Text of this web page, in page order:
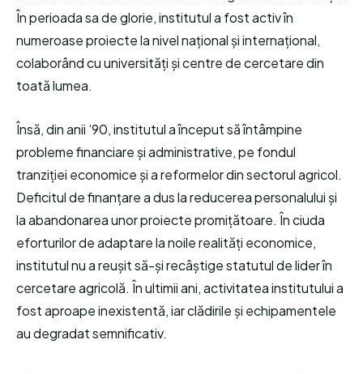
În perioada sa de glorie, institutul a fost activ în
numeroase proiecte la nivel național și internațional,
colaborând cu universități și centre de cercetare din
toată lumea.
Însă, din anii ’90, institutul a început să întâmpine
probleme financiare și administrative, pe fondul
tranziției economice și a reformelor din sectorul agricol.
Deficitul de finanțare a dus la reducerea personalului și
la abandonarea unor proiecte promițătoare. În ciuda
eforturilor de adaptare la noile realități economice,
institutul nu a reușit să-și recâștige statutul de lider în
cercetare agricolă. În ultimii ani, activitatea institutului a
fost aproape inexistentă, iar clădirile și echipamentele
au degradat semnificativ.